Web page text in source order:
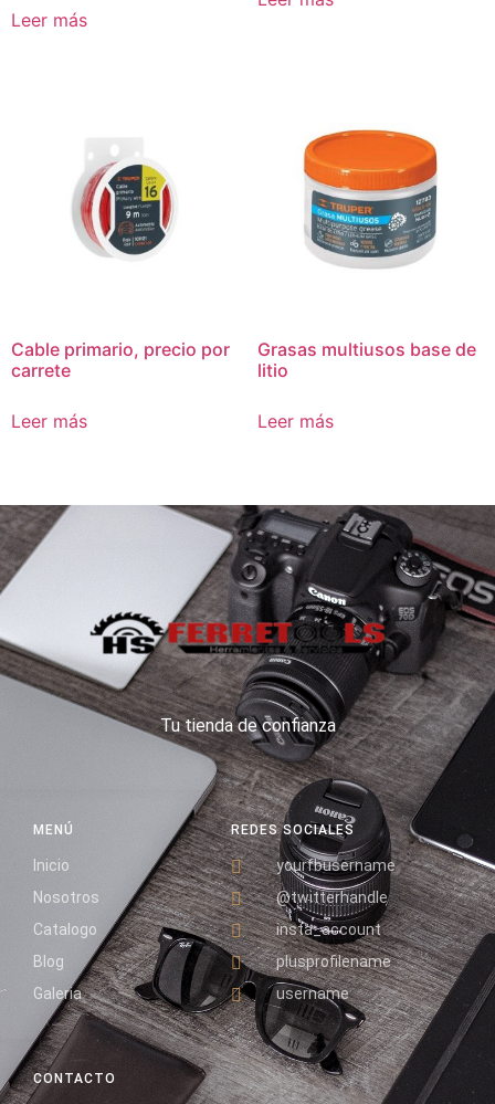
Leer más
Cable primario, precio por
carrete
Leer más
Grasas multiusos base de
litio
Leer más
CONTACTO
REDES SOCIALES
yourfbusername
@twitterhandle
insta_account
plusprofilename
username
MENÚ
Inicio
Nosotros
Catalogo
Blog
Galeria
Tu tienda de confianza